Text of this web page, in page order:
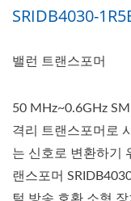
SRIDB4030-
밸런 트랜스포머
50 MHz~0.6GHz
격리 트랜스포머로
는 신호로 변환하기
랜스포머